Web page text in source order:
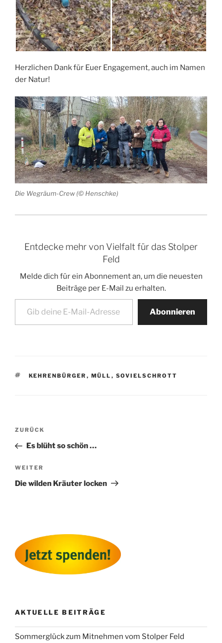
Herzlichen Dank für Euer Engagement, auch im Namen
der Natur!
Die Wegräum-Crew (© Henschke)
Entdecke mehr von Vielfalt für das Stolper
Feld
Melde dich für ein Abonnement an, um die neuesten
Beiträge per E-Mail zu erhalten.
Gib deine E-Mail-Adresse ein ...
Abonnieren
SCHLAGWÖRTER
KEHRENBÜRGER , MÜLL , SOVIELSCHROTT
Beitragsnavigation
Vorheriger
Beitrag
ZURÜCK
Es blüht so schön …
Nächster
Beitrag
WEITER
Die wilden Kräuter locken
AKTUELLE BEITRÄGE
Sommerglück zum Mitnehmen vom Stolper Feld